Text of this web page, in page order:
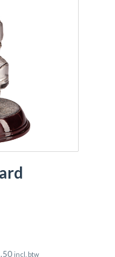
incl. btw